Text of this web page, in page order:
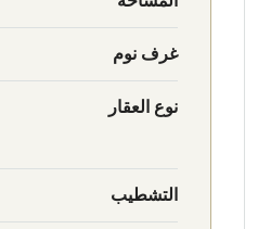
غرف نوم
نوع العقار
التشطيب